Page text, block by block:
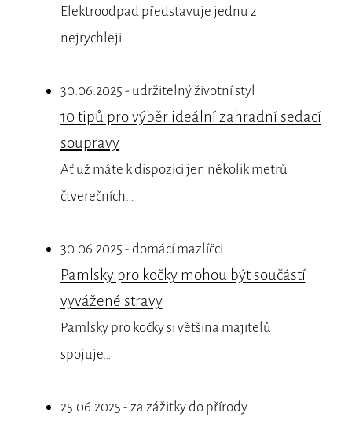
Elektroodpad představuje jednu z
nejrychleji…
30.06.2025 - udržitelný životní styl
10 tipů pro výběr ideální zahradní sedací
soupravy
Ať už máte k dispozici jen několik metrů
čtverečních…
30.06.2025 - domácí mazlíčci
Pamlsky pro kočky mohou být součástí
vyvážené stravy
Pamlsky pro kočky si většina majitelů
spojuje…
25.06.2025 - za zážitky do přírody